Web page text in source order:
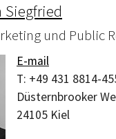
Siegfried
und Public
E-mail
T: +49 431 8814-
Düsternbrooker
24105 Kiel